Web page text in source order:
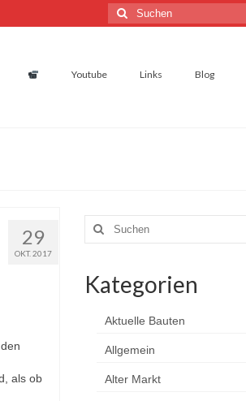
Suchen
nach:
Youtube Links Blog
29
OKT. 2017
als ob
Suchen
nach:
Kategorien
Aktuelle Bauten
Allgemein
Alter Markt